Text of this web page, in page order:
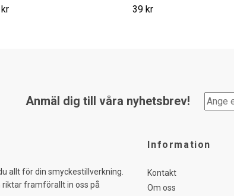
39 kr
Anmäl dig till våra nyhetsbrev!
allt för din smyckestillverkning.
framförallt in oss på
Information
Kontakt
Om oss